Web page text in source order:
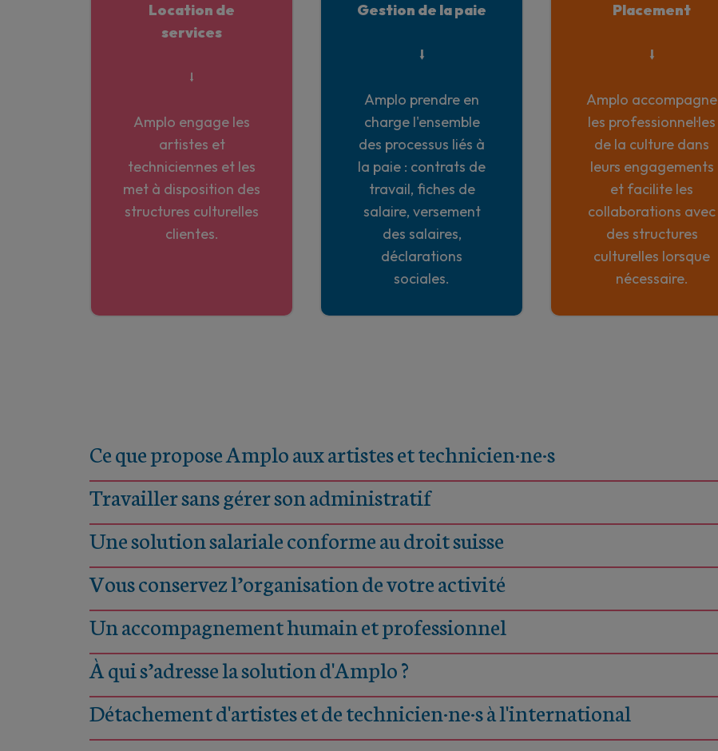
Location de
services
⭣
Amplo engage les
artistes et
technicien·nes et les
met à disposition des
structures culturelles
clientes.
Gestion de la paie
⭣
Amplo prendre en
charge l'ensemble
des processus liés à
la paie : contrats de
travail, fiches de
salaire, versement
des salaires,
déclarations
sociales.
Placement
⭣
Amplo accompagne
les professionnel·les
de la culture dans
leurs engagements
et facilite les
collaborations avec
des structures
culturelles lorsque
nécessaire.
Ce que propose Amplo aux artistes et technicien·ne·s
Travailler sans gérer son administratif
Une solution salariale conforme au droit suisse
Vous conservez l’organisation de votre activité
Un accompagnement humain et professionnel
À qui s’adresse la solution d'Amplo ?
Détachement d'artistes et de technicien·ne·s à l'international